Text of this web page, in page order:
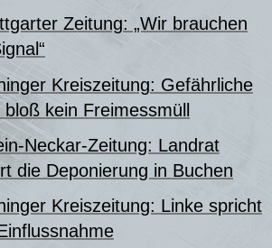
Zeitung: „Wir brauchen
Kreiszeitung: Gefährliche
kein Freimessmüll
Neckar-Zeitung: Landrat
die Deponierung in Buchen
Kreiszeitung: Linke spricht